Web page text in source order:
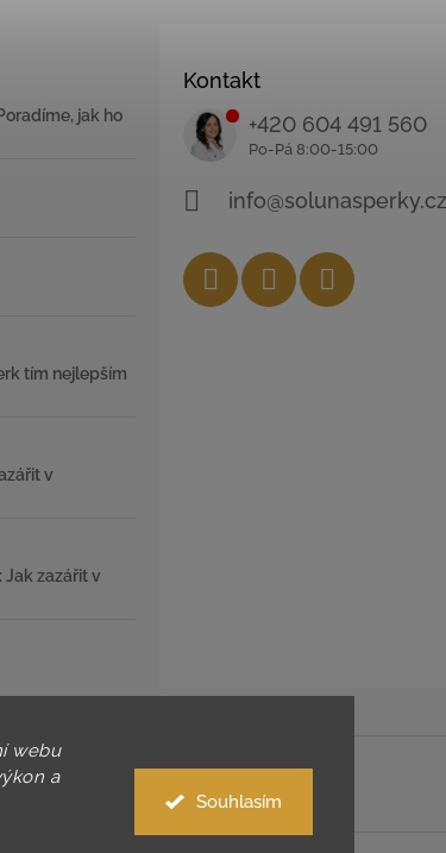
webu
a
Souhlasím
jak ho
tím nejlepším
v
Jak zazářit v
Kontakt
+420 604 491 560
info@solunasperky.cz